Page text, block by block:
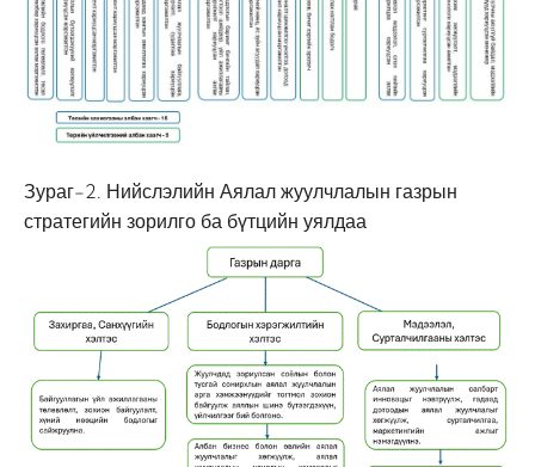
Зураг-2. Нийслэлийн Аялал жуулчлалын газрын
стратегийн зорилго ба бүтцийн уялдаа